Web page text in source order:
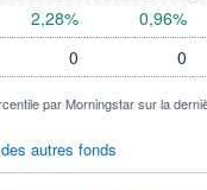
2,28% 0,96%
0 0
par Morningstar sur la
autres fonds